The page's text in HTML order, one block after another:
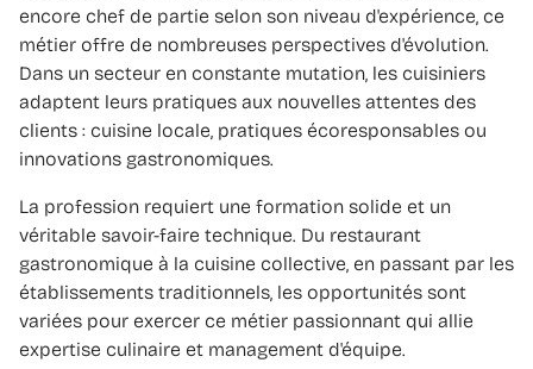
encore chef de partie selon son niveau d'expérience, ce
métier offre de nombreuses perspectives d'évolution.
Dans un secteur en constante mutation, les cuisiniers
adaptent leurs pratiques aux nouvelles attentes des
clients : cuisine locale, pratiques écoresponsables ou
innovations gastronomiques.
La profession requiert une formation solide et un
véritable savoir-faire technique. Du restaurant
gastronomique à la cuisine collective, en passant par les
établissements traditionnels, les opportunités sont
variées pour exercer ce métier passionnant qui allie
expertise culinaire et management d'équipe.